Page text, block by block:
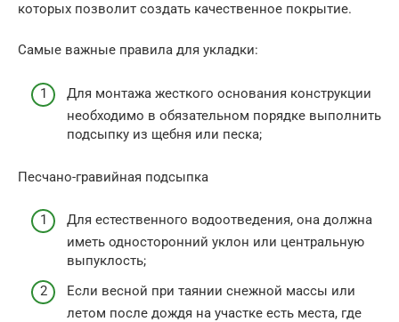
которых позволит создать качественное покрытие.
Самые важные правила для укладки:
Для монтажа жесткого основания конструкции
необходимо в обязательном порядке выполнить
подсыпку из щебня или песка;
Песчано-гравийная подсыпка
Для естественного водоотведения, она должна
иметь односторонний уклон или центральную
выпуклость;
Если весной при таянии снежной массы или
летом после дождя на участке есть места, где